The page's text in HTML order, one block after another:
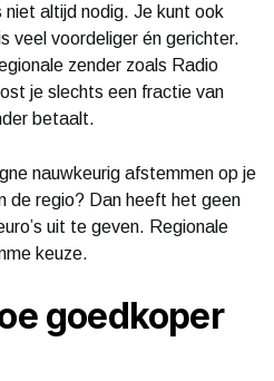
niet altijd nodig. Je kunt ook
veel voordeliger én gerichter.
zender zoals Radio
je slechts een fractie van
betaalt.
nauwkeurig afstemmen op je
de regio? Dan heeft het geen
uit te geven. Regionale
keuze.
goedkoper